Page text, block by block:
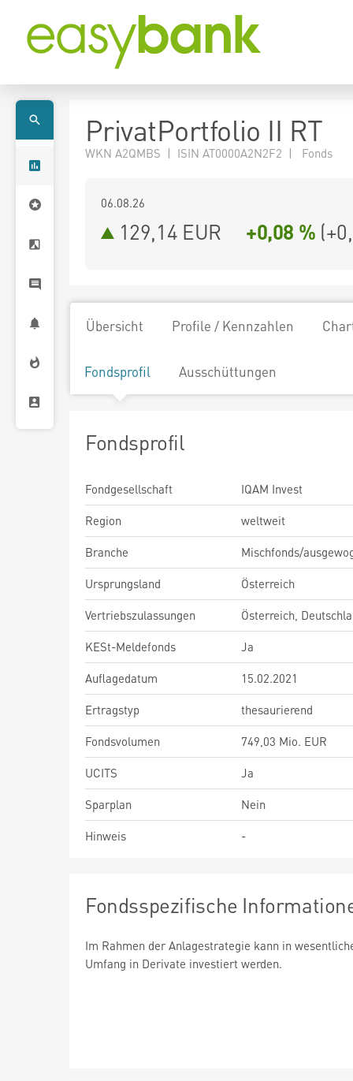
PrivatPortfolio II RT
WKN A2QMBS | ISIN AT0000A2N2F2 | Fonds
06.08.26
129,14 EUR +0,08 % (
Übersicht Profile / Kennzahlen
Fondsprofil Ausschüttungen
Fondsprofil
Fondgesellschaft
IQAM Invest
Region
weltweit
Branche
Mischfonds/
Ursprungsland
Österreich
Vertriebszulassungen
Österreich,
KESt-Meldefonds
Ja
Auflagedatum
15.02.2021
Ertragstyp
thesaurierend
Fondsvolumen
749,03 Mio. EUR
UCITS
Ja
Sparplan
Nein
Hinweis
-
Fondsspezifische
Im Rahmen der Anlagestrategie kann in
Umfang in Derivate investiert werden.